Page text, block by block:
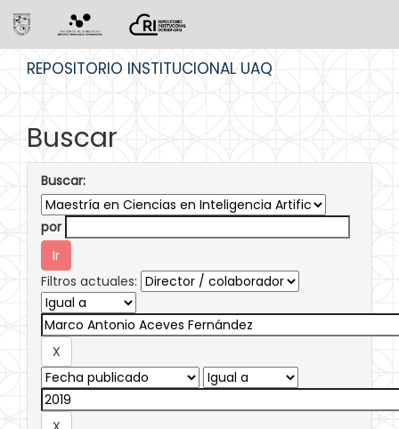
REPOSITORIO INSTITUCIONAL UAQ
Buscar
Buscar:
por
Filtros actuales: